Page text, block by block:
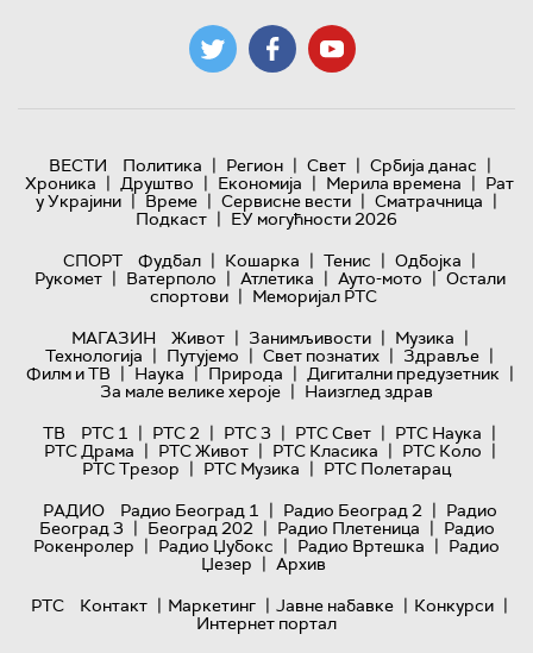
ВЕСТИ Политика | Регион | Свет | Србија данас |
Хроника | Друштво | Економија | Мерила времена | Рат
у Украјини | Време | Сервисне вести | Сматрачница |
Подкаст | ЕУ могућности 2026
СПОРТ
Фудбал | Кошарка | Тенис | Одбојка |
Рукомет | Ватерполо | Атлетика | Ауто-мото | Остали
спортови | Меморијал РТС
МАГАЗИН
Живот | Занимљивости | Музика |
Технологијa | Путујемо | Свет познатих | Здравље |
Филм и ТВ | Наука | Природа | Дигитални предузетник |
За мале велике хероје | Наизглед здрав
ТВ
РТС 1 | РТС 2 | РТС 3 | РТС Свет | РТС Наука |
РТС Драма | РТС Живот | РТС Класика | РТС Коло |
РТС Трезор | РТС Музика | РТС Полетарац
РАДИО
Радио Београд 1 | Радио Београд 2 | Радио
Београд 3 | Београд 202 | Радио Плетеница | Радио
Рокенролер | Радио Џубокс | Радио Вртешка | Радио
Џезер | Архив
РТС
Контакт | Маркетинг | Јавне набавке | Конкурси |
Интернет портал